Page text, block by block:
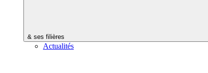
& ses filières
Actualités